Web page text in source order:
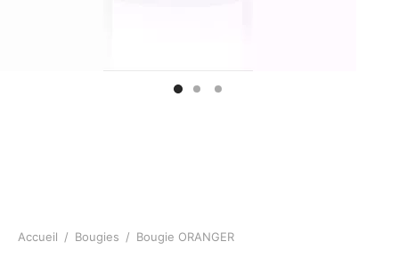
Accueil / Bougies / Bougie ORANGER